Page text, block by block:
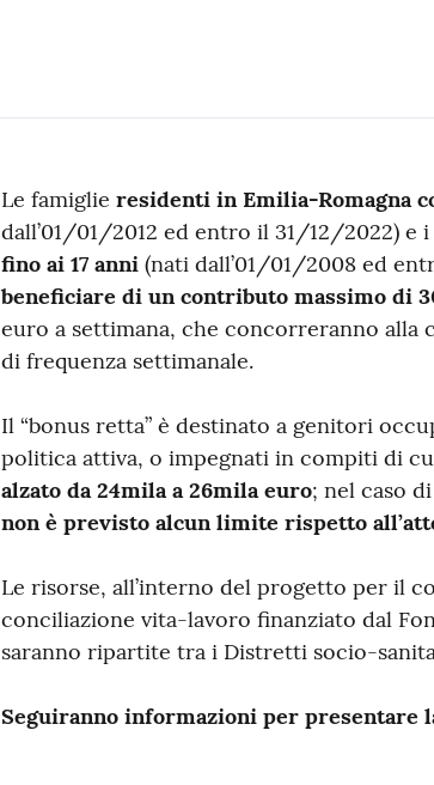
Contenuto
Le famiglie residenti in Emilia-Romagna
dall’01/01/2012 ed entro il 31/12/2022) e i
fino ai 17 anni (nati dall’01/01/2008 ed
beneficiare di un contributo massimo di
euro a settimana, che concorreranno alla
di frequenza settimanale.
Il “bonus retta” è destinato a genitori
politica attiva, o impegnati in compiti di
alzato da 24mila a 26mila euro; nel caso
non è previsto alcun limite rispetto
Le risorse, all’interno del progetto per il
conciliazione vita-lavoro finanziato dal
saranno ripartite tra i Distretti socio-
Seguiranno informazioni per presentare